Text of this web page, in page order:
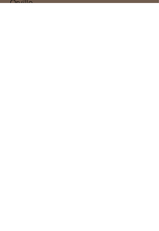
Orville